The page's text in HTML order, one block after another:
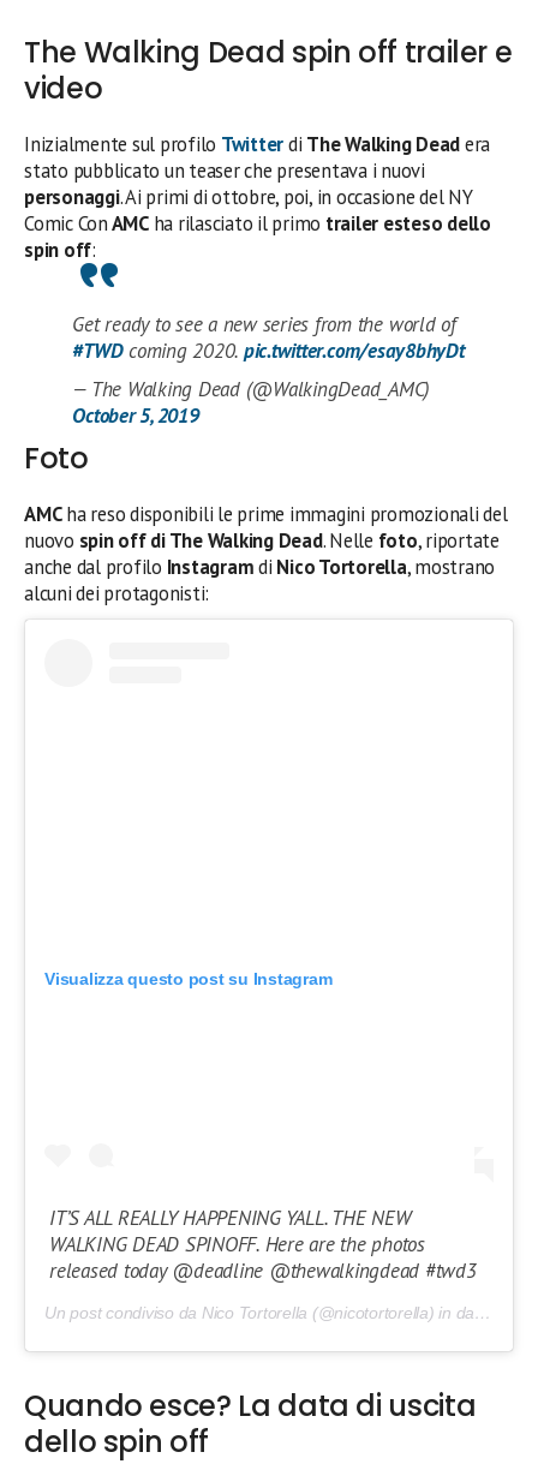
The Walking Dead spin off trailer e
video
Inizialmente sul profilo Twitterdi The Walking Deadera
stato pubblicato un teaser che presentava i nuovi
personaggi. Ai primi di ottobre, poi, in occasione del NY
Comic ConAMCha rilasciato il primo trailer esteso dello
spin off:
Get ready to see a new series from the world of
#TWDcoming 2020. pic.twitter.com/esay8bhyDt
— The Walking Dead (@WalkingDead_AMC)
October 5, 2019
Foto
AMCha reso disponibili le prime immagini promozionali del
nuovo spin off di The Walking Dead. Nelle foto, riportate
anche dal profilo Instagramdi Nico Tortorella, mostrano
alcuni dei protagonisti:
Visualizza questo post su Instagram
IT’S ALL REALLY HAPPENING YALL. THE NEW
WALKING DEAD SPINOFF. Here are the photos
released today @deadline @thewalkingdead #twd3
Un post condiviso da Nico Tortorella (@nicotortorella) in data:
Quando esce? La data di uscita
dello spin off